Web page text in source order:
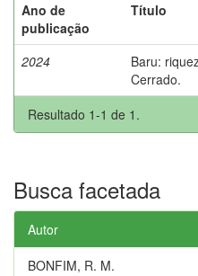
Ano de
publicação
Título
2024
Baru:
Cerrado.
Resultado 1-1 de 1.
Busca facetada
Autor
BONFIM, R. M.